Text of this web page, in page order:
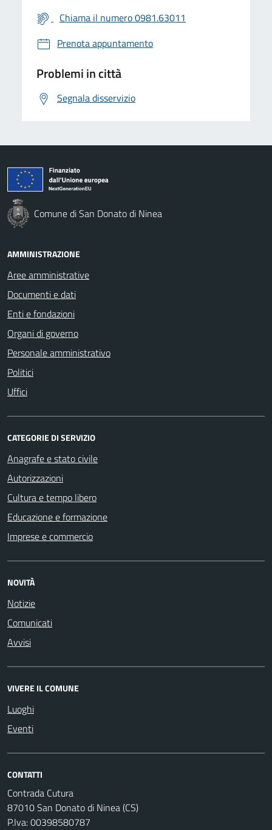
Chiama il numero 0981.63011
Prenota appuntamento
Problemi in città
Segnala disservizio
Comune di San Donato di Ninea
AMMINISTRAZIONE
Aree amministrative
Documenti e dati
Enti e fondazioni
Organi di governo
Personale amministrativo
Politici
Uffici
CATEGORIE DI SERVIZIO
Anagrafe e stato civile
Autorizzazioni
Cultura e tempo libero
Educazione e formazione
Imprese e commercio
NOVITÀ
Notizie
Comunicati
Avvisi
VIVERE IL COMUNE
Luoghi
Eventi
CONTATTI
Contrada Cutura
87010 San Donato di Ninea (CS)
P.Iva: 00398580787